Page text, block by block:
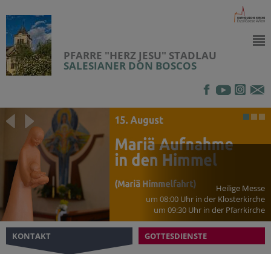
PFARRE "HERZ JESU" STADLAU
SALESIANER DON BOSCOS
Heilige Messe
um 08:00 Uhr in der Klosterkirche
um 09:30 Uhr in der Pfarrkirche
KONTAKT GOTTESDIENSTE